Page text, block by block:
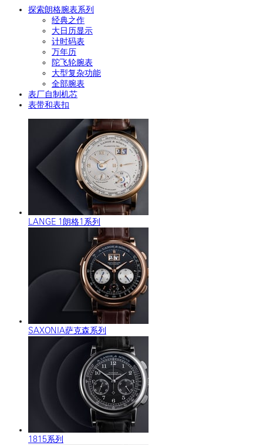
探索朗格腕表系列
经典之作
大日历显示
计时码表
万年历
陀飞轮腕表
大型复杂功能
全部腕表
表厂自制机芯
表带和表扣
LANGE 1朗格1系列
SAXONIA萨克森系列
1815系列